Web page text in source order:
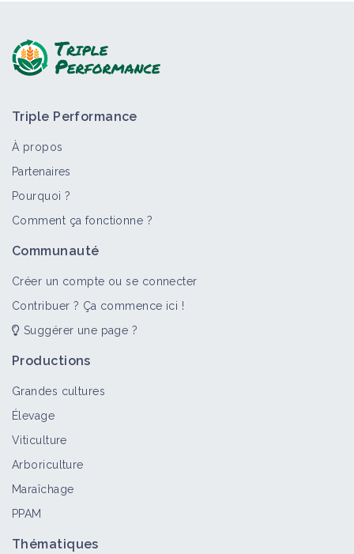
Triple Performance
À propos
Partenaires
Pourquoi ?
Comment ça fonctionne ?
Communauté
Créer un compte ou se connecter
Contribuer ? Ça commence ici !
Suggérer une page ?
Productions
Grandes cultures
Élevage
Viticulture
Arboriculture
Maraîchage
PPAM
Thématiques